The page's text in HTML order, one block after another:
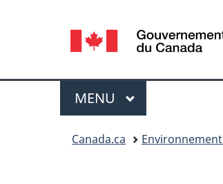
Sélection
de
la
langue
Menu
MENU PRINCIPAL
Canada.ca